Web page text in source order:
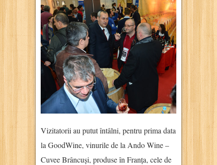
Vizitatorii au putut întâlni, pentru prima data
la GoodWine, vinurile de la Ando Wine –
Cuvee Brâncuși, produse în Franța, cele de